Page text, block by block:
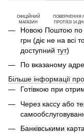
ОФІЦІЙНИЙ
МАГАЗИН
ПОВЕРНЕННЯ
ПРОТЯЗІ 14
Новою Поштою по
грн (діє не на всі
доступний тут)
По вказаному
Більше інформації
Готівкою при
Через кассу або
Банківськими